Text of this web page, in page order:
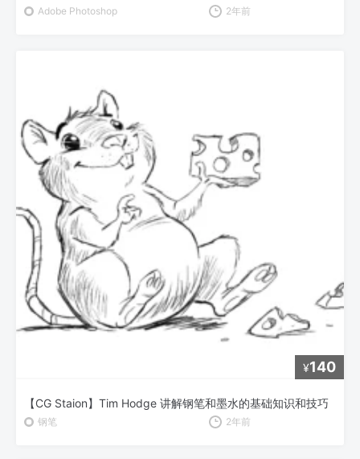
Adobe Photoshop 2年前
¥140
【CG Staion】Tim Hodge 讲解钢笔和墨水的基础知识和技巧
钢笔 2年前